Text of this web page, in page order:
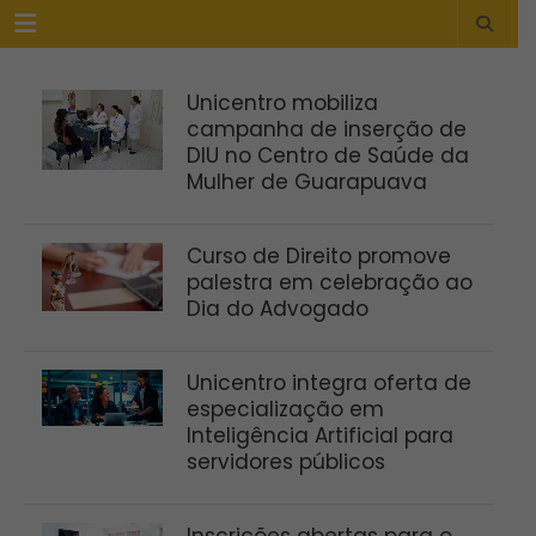
Menu
Unicentro mobiliza
campanha de inserção de
DIU no Centro de Saúde da
Mulher de Guarapuava
Curso de Direito promove
palestra em celebração ao
Dia do Advogado
Unicentro integra oferta de
especialização em
Inteligência Artificial para
servidores públicos